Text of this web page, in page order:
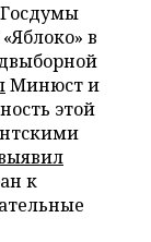
в
Минюст и
этой
к